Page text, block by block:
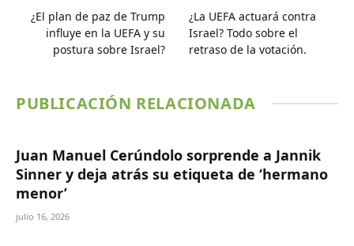
¿El plan de paz de Trump
influye en la UEFA y su
postura sobre Israel?
¿La UEFA actuará contra
Israel? Todo sobre el
retraso de la votación.
PUBLICACIÓN RELACIONADA
Juan Manuel Cerúndolo sorprende a Jannik
Sinner y deja atrás su etiqueta de ‘hermano
menor’
julio 16, 2026